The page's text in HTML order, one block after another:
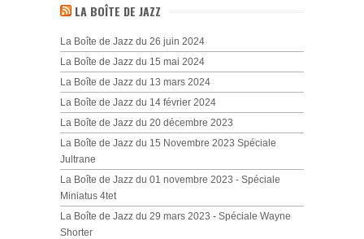
LA BOÎTE DE JAZZ
La Boîte de Jazz du 26 juin 2024
La Boîte de Jazz du 15 mai 2024
La Boîte de Jazz du 13 mars 2024
La Boîte de Jazz du 14 février 2024
La Boîte de Jazz du 20 décembre 2023
La Boîte de Jazz du 15 Novembre 2023 Spéciale
Jultrane
La Boîte de Jazz du 01 novembre 2023 - Spéciale
Miniatus 4tet
La Boîte de Jazz du 29 mars 2023 - Spéciale Wayne
Shorter